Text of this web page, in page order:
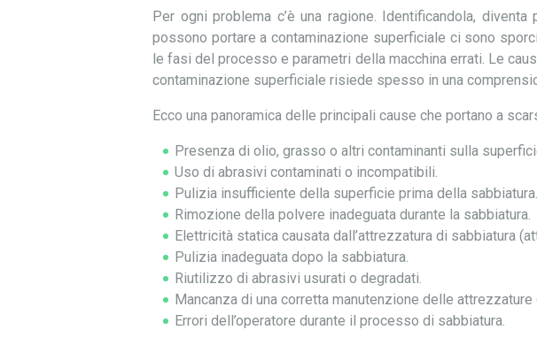
Per ogni problema c’è una ragione. Identificandola,
possono portare a contaminazione superficiale ci sono
le fasi del processo e parametri della macchina errati. Le
contaminazione superficiale risiede spesso in una
Ecco una panoramica delle principali cause che portano a
Presenza di olio, grasso o altri contaminanti sulla
Uso di abrasivi contaminati o incompatibili.
Pulizia insufficiente della superficie prima della sabbiatura.
Rimozione della polvere inadeguata durante la sabbiatura.
Elettricità statica causata dall’attrezzatura di sabbiatura
Pulizia inadeguata dopo la sabbiatura.
Riutilizzo di abrasivi usurati o degradati.
Mancanza di una corretta manutenzione delle attrezzature
Errori dell’operatore durante il processo di sabbiatura.